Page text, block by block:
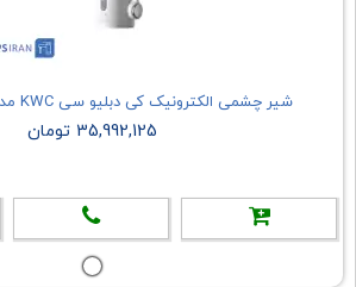
شیر چشمی الکترونیک کی دبلیو سی KWC مدل آوا لایت سفید
35,992,125 تومان